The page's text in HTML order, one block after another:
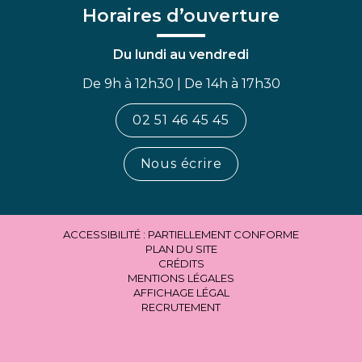
Horaires d’ouverture
Du lundi au vendredi
De 9h à 12h30 | De 14h à 17h30
02 51 46 45 45
Nous écrire
ACCESSIBILITÉ : PARTIELLEMENT CONFORME
PLAN DU SITE
CRÉDITS
MENTIONS LÉGALES
AFFICHAGE LÉGAL
RECRUTEMENT